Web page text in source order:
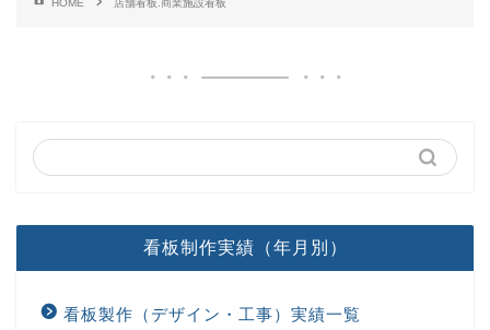
看板制作実績（年月別）
看板製作（デザイン・工事）実績一覧